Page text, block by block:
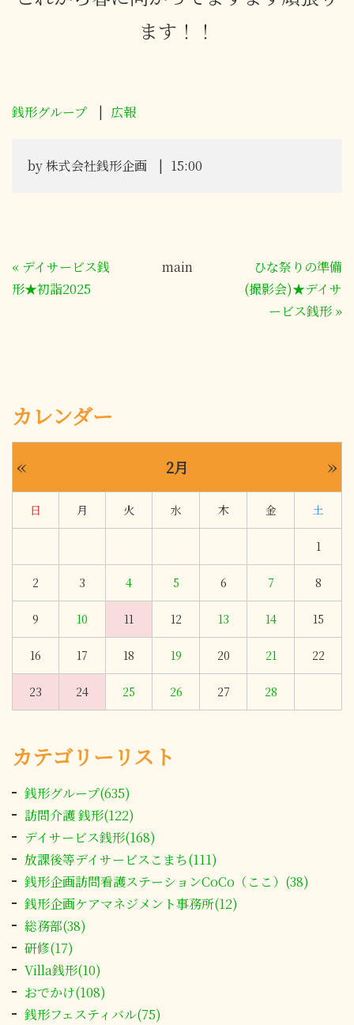
カレンダー
« 2月 »
日 月 火 水 木 金 土
1
2 3 4 5 6 7 8
9 10 11 12 13 14 15
16 17 18 19 20 21 22
23 24 25 26 27 28
カテゴリーリスト
銭形グループ(635)
訪問介護 銭形(122)
デイサービス銭形(168)
放課後等デイサービスこまち(111)
銭形企画訪問看護ステーションCoCo（ここ）(38)
銭形企画ケアマネジメント事務所(12)
総務部(38)
研修(17)
Villa銭形(10)
おでかけ(108)
銭形フェスティバル(75)
ます！！
銭形グループ 広報
by株式会社銭形企画 15:00
« デイサービス銭
形★初詣2025
main
ひな祭りの準備
(撮影会)★デイサ
ービス銭形 »